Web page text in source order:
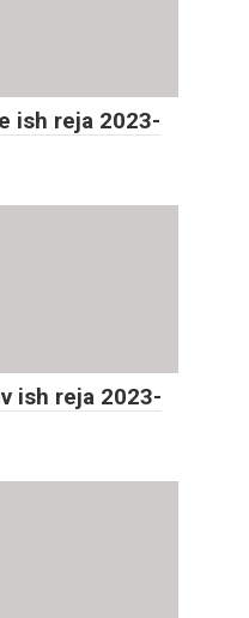
ish reja 2023-
ish reja 2023-